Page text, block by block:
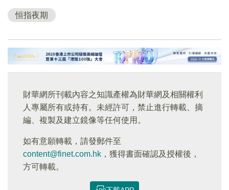
恒指夜期
財華網所刊載內容之知識產權為財華網及相關權利
人專屬所有或持有。未經許可，禁止進行轉載、摘
編、複製及建立鏡像等任何使用。
如有意願轉載，請發郵件至
content@finet.com.hk ，獲得書面確認及授權後，
方可轉載。